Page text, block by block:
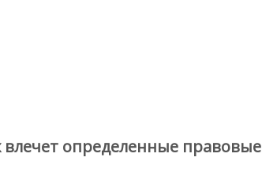
определенные правовые